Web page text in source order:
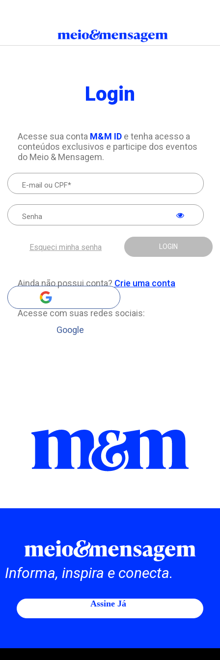
Login
Acesse sua conta M&M IDe tenha acesso a
conteúdos exclusivos e participe dos eventos
do Meio & Mensagem.
LOGIN
Esqueci minha senha
Ainda não possui conta? Crie uma conta
Acesse com suas redes sociais:
Google
Informa, inspira e conecta.
Assine Já